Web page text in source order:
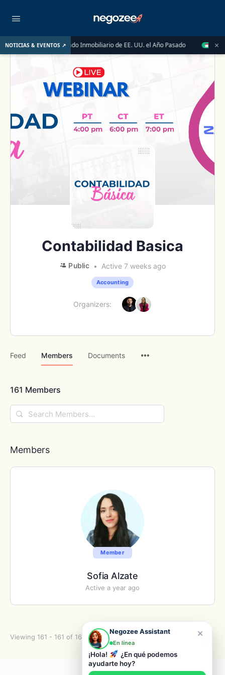
NOTICIAS & EVENTOS ↗el Mercado Inmobiliario de EE. UU. el Año Pasado AUG 14
×
Contabilidad Basica
Public Active 7 weeks ago
Accounting
Organizers:
Feed Members Documents
161 Members
Search
Members…
Members
Member
Sofia Alzate
Active a year ago
Viewing 161 - 161 of 161 members 8×
Negozee Assistant
En línea
¡Hola!
¿En qué podemos
ayudarte hoy?